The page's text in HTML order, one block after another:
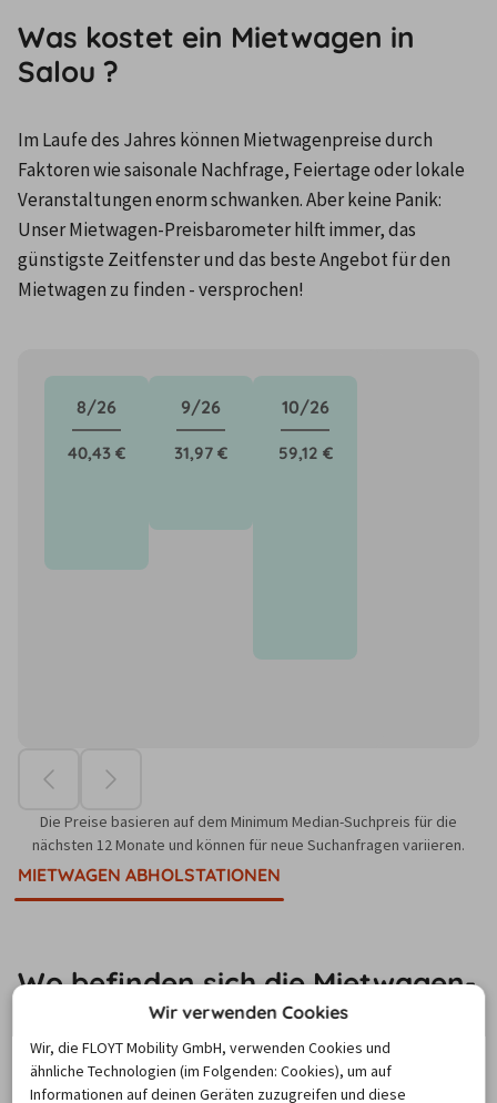
Was kostet ein Mietwagen in
Salou ?
Im Laufe des Jahres können Mietwagenpreise durch
Faktoren wie saisonale Nachfrage, Feiertage oder lokale
Veranstaltungen enorm schwanken. Aber keine Panik:
Unser Mietwagen-Preisbarometer hilft immer, das
günstigste Zeitfenster und das beste Angebot für den
Mietwagen zu finden - versprochen!
8/26
40,43 €
9/26
31,97 €
10/26
59,12 €
Die Preise basieren auf dem Minimum Median-Suchpreis für die
nächsten 12 Monate und können für neue Suchanfragen variieren.
MIETWAGEN ABHOLSTATIONEN
Wo befinden sich die Mietwagen-
Stationen in Salou?
Ob am Flughafen, Bahnhof oder in der Nähe der
Wir verwenden Cookies
Wir, die FLOYT Mobility GmbH, verwenden Cookies und
ähnliche Technologien (im Folgenden: Cookies), um auf
Informationen auf deinen Geräten zuzugreifen und diese